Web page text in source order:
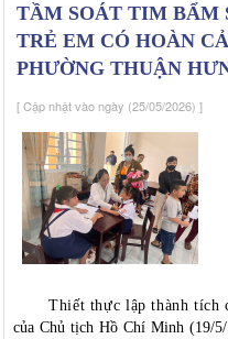
TẦM SOÁT TIM BẨM
TRẺ EM CÓ HOÀN
PHƯỜNG THUẬN
[ Cập nhật vào ngày (25/05/2026) ]
Thiết thực lập thành tích
của Chủ tịch Hồ Chí Minh (19/